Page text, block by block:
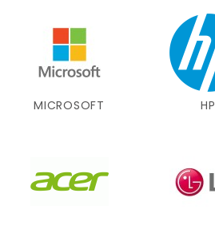
MICROSOFT HP